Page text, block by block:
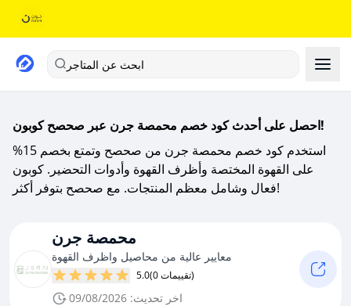
ابحث عن المتاجر
احصل على أحدث كود خصم محمصة جرن عبر صحصح كوبون!
استخدم كود خصم محمصة جرن من صحصح وتمتع بخصم 15%
على القهوة المختصة وأظرف القهوة وأدوات التحضير. كوبون
فعال وشامل معظم المنتجات. مع صحصح بتوفر أكثر!
محمصة جرن
معايير عالية من محاصيل واظرف القهوة
5.0 (0 تقييمات)
اخر تحديث: 09/08/2026